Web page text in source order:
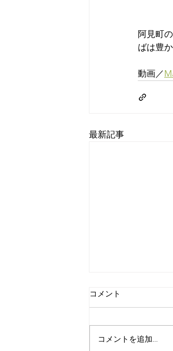
阿見町
ばは豊
動画／
最新記事
コメント
コメントを追加…